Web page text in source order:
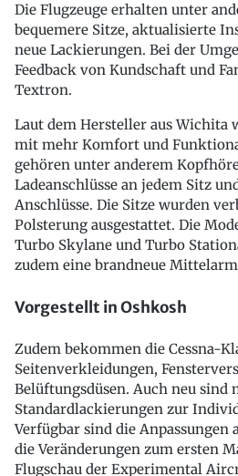
Die Flugzeuge erhalten unter
bequemere Sitze, aktualisierte
neue Lackierungen. Bei der
Feedback von Kundschaft und
Textron.
Laut dem Hersteller aus Wichita
mit mehr Komfort und
gehören unter anderem
Ladeanschlüsse an jedem Sitz
Anschlüsse. Die Sitze wurden
Polsterung ausgestattet. Die
Turbo Skylane und Turbo
zudem eine brandneue
Vorgestellt in Oshkosh
Zudem bekommen die Cessna-
Seitenverkleidungen,
Belüftungsdüsen. Auch neu sind
Standardlackierungen zur
Verfügbar sind die
die Veränderungen zum ersten
Flugschau der Experimental